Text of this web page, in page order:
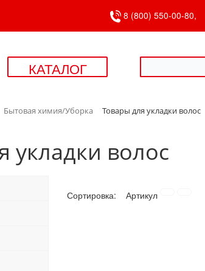
8 (800) 550-00-80,
КАТАЛОГ
Бытовая химия/Уборка Товары для укладки волос
укладки волос
Сортировка: Артикул